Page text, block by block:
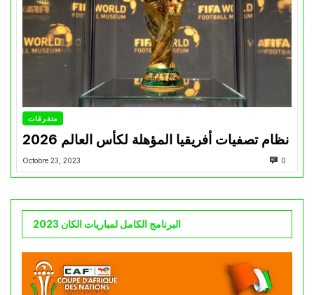
متفرقات
نظام تصفيات أفريقيا المؤهلة لكأس العالم 2026
Octobre 23, 2023 0
البرنامج الكامل لمباريات الكان 2023